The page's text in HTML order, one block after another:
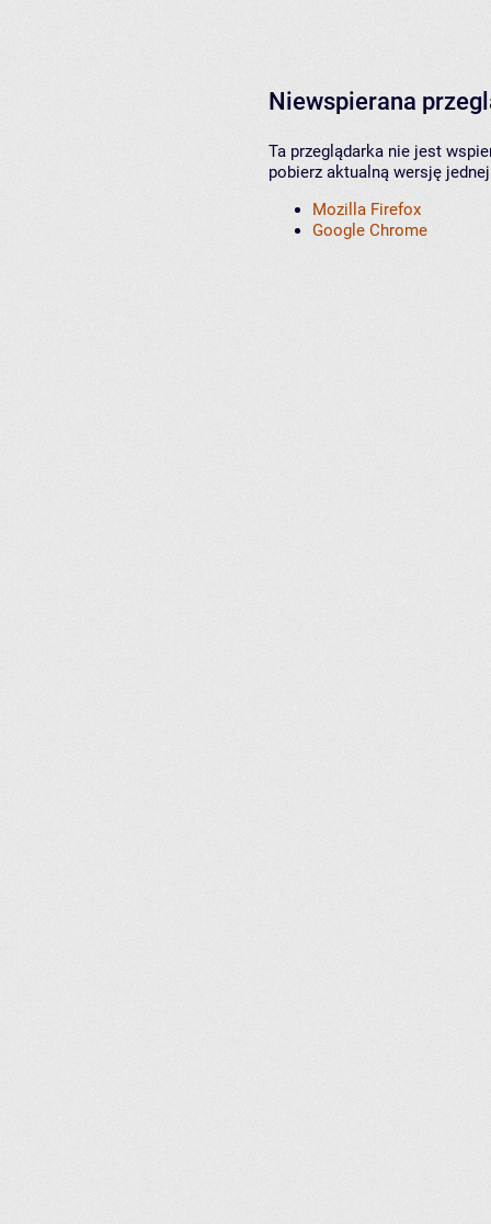
Niewspierana
Ta przeglądarka nie jest
pobierz aktualną wersję
Mozilla Firefox
Google Chrome